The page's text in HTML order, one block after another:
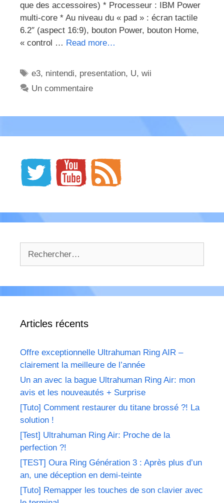
que des accessoires) * Processeur : IBM Power
multi-core * Au niveau du « pad » : écran tactile
6.2″ (aspect 16:9), bouton Power, bouton Home,
« control … Read more…
Étiquettes
e3, nintendi, presentation, U,wii
Un commentaire
Articles récents
Offre exceptionnelle Ultrahuman Ring AIR –
clairement la meilleure de l’année
Un an avec la bague Ultrahuman Ring Air: mon
avis et les nouveautés + Surprise
[Tuto] Comment restaurer du titane brossé ?! La
solution !
[Test] Ultrahuman Ring Air: Proche de la
perfection ?!
[TEST] Oura Ring Génération 3 : Après plus d’un
an, une déception en demi-teinte
[Tuto] Remapper les touches de son clavier avec